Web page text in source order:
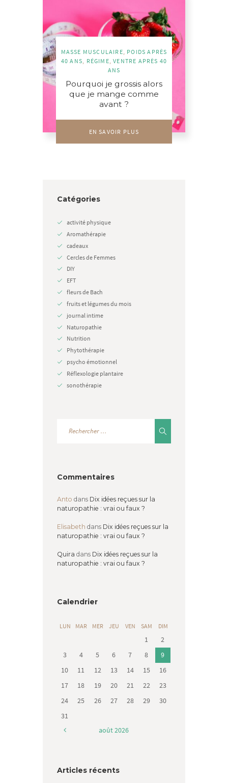
MASSE MUSCULAIRE POIDS APRÈS
40 ANS
RÉGIME ,VENTRE APRÈS 40
ANS
Pourquoi je grossis alors
que je mange comme
avant ?
EN SAVOIR PLUS
Catégories
activité physique
Aromathérapie
cadeaux
Cercles de Femmes
DIY
EFT
fleurs de Bach
fruits et légumes du mois
journal intime
Naturopathie
Nutrition
Phytothérapie
psycho émotionnel
Réflexologie plantaire
sonothérapie
Commentaires
Anto dans Dix idées reçues sur la
naturopathie : vrai ou faux ?
Elisabeth dans Dix idées reçues sur la
naturopathie : vrai ou faux ?
Quira dans Dix idées reçues sur la
naturopathie : vrai ou faux ?
Calendrier
LUN MAR MER JEU VEN SAM DIM
1
2
3
4 5 6 7 8
9
10
11 12 13 14 15
16
17
18 19 20 21 22
23
24
25 26 27 28 29
30
31
août2026
Articles récents